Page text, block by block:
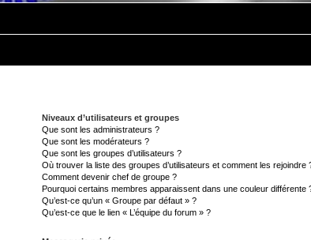
Niveaux d’utilisateurs et groupes
Que sont les administrateurs ?
Que sont les modérateurs ?
Que sont les groupes d’utilisateurs ?
Où trouver la liste des groupes d’utilisateurs et comment les rejoindre
Comment devenir chef de groupe ?
Pourquoi certains membres apparaissent dans une couleur différente
Qu’est-ce qu’un « Groupe par défaut » ?
Qu’est-ce que le lien « L’équipe du forum » ?